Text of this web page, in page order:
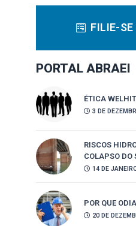
FILIE-
PORTAL ABRAEI
ÉTICA
3 DE
RISCOS
COLAPSO DO
14 DE
POR QUE
20 DE